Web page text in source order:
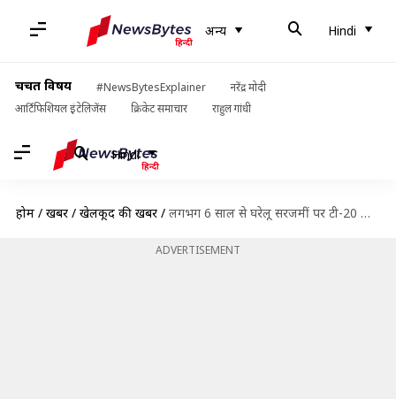
अन्य Hindi
चर्चित विषय #NewsBytesExplainer
नरेंद्र मोदी
आर्टिफिशियल इंटेलिजेंस
क्रिकेट समाचार राहुल गांधी
Hindi
होम / खबरें / खेलकूद की खबरें / लगभग 6 साल से घरेलू सरजमीं पर टी-20 सीरीज नहीं हारी भारतीय क्रिकेट टीम, जानिए आंकड़े
ADVERTISEMENT